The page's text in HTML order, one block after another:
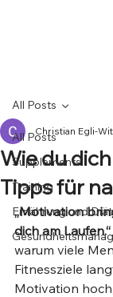
All Posts
Supplements
Training
Ernährung und
All Posts
Wie du
Tipps für
Christian Egli-
„Motivation
dich am Laufen.“
warum viele
Fitnessziele
Motivation